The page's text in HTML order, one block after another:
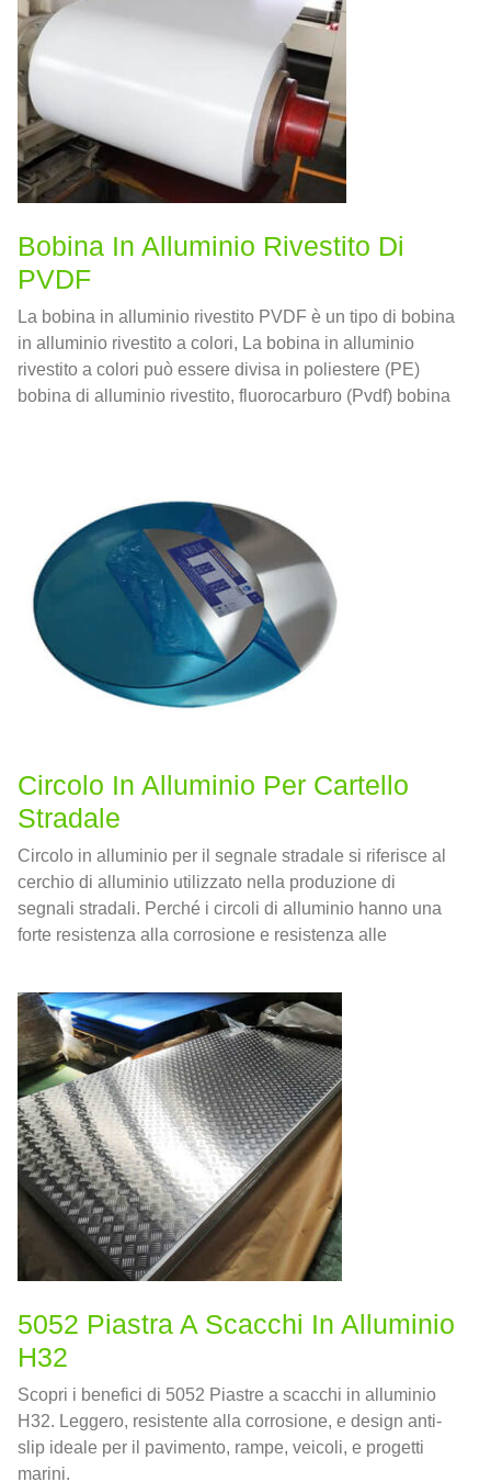
Bobina In Alluminio Rivestito Di
PVDF
La bobina in alluminio rivestito PVDF è un tipo di bobina
in alluminio rivestito a colori, La bobina in alluminio
rivestito a colori può essere divisa in poliestere (PE)
bobina di alluminio rivestito, fluorocarburo (Pvdf) bobina
Circolo In Alluminio Per Cartello
Stradale
Circolo in alluminio per il segnale stradale si riferisce al
cerchio di alluminio utilizzato nella produzione di
segnali stradali. Perché i circoli di alluminio hanno una
forte resistenza alla corrosione e resistenza alle
5052 Piastra A Scacchi In Alluminio
H32
Scopri i benefici di 5052 Piastre a scacchi in alluminio
H32. Leggero, resistente alla corrosione, e design anti-
slip ideale per il pavimento, rampe, veicoli, e progetti
marini.